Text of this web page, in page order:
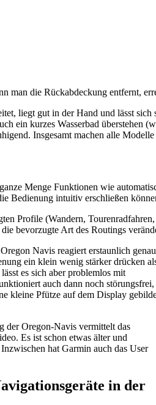
man die Rückabdeckung entfernt,
liegt gut in der Hand und lässt
ein kurzes Wasserbad überstehen
Insgesamt machen alle
Menge Funktionen wie
Bedienung intuitiv erschließen
Profile (Wandern,
bevorzugte Art des Routings
Navis reagiert erstaunlich
ein klein wenig stärker drücken
es sich aber problemlos mit
auch dann noch störungsfrei,
kleine Pfütze auf dem Display
der Oregon-Navis vermittelt das
Es ist schon etwas älter und
hat Garmin auch das User
in der